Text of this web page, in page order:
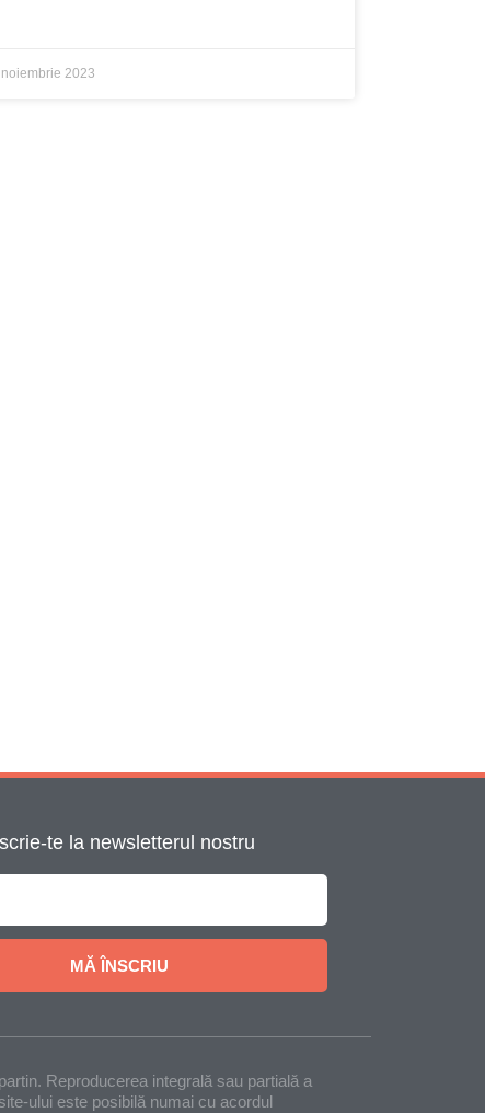
2023
te la newsletterul nostru
MĂ ÎNSCRIU
Reproducerea integrală sau partială a
ului este posibilă numai cu acordul